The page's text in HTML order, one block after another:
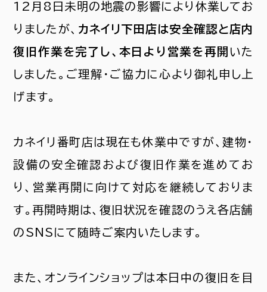
12月8日未明の地震の影響により休業してお
りましたが、 カネイリ下田店は安全確認と店内
復旧作業を完了し、本日より営業を再開 いた
しました。ご理解・ご協力に心より御礼申し上
げます。
カネイリ番町店は現在も休業中ですが、建物・
設備の安全確認および復旧作業を進めてお
り、営業再開に向けて対応を継続しておりま
す。再開時期は、復旧状況を確認のうえ各店舗
のSNSにて随時ご案内いたします。
また、オンラインショップは本日中の復旧を目